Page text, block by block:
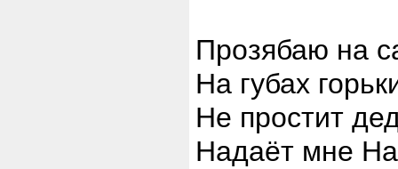
Прозябаю на
На губах
Не простит
Надаёт мне